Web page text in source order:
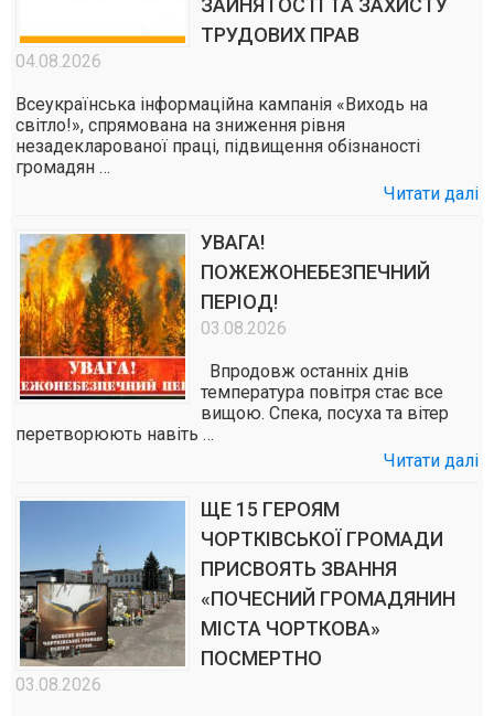
ЗАЙНЯТОСТІ ТА ЗАХИСТУ
ТРУДОВИХ ПРАВ
04.08.2026
Всеукраїнська інформаційна кампанія «Виходь на
світло!», спрямована на зниження рівня
незадекларованої праці, підвищення обізнаності
громадян …
Читати далі
УВАГА!
ПОЖЕЖОНЕБЕЗПЕЧНИЙ
ПЕРІОД!
03.08.2026
Впродовж останніх днів
температура повітря стає все
вищою. Спека, посуха та вітер
перетворюють навіть …
Читати далі
ЩЕ 15 ГЕРОЯМ
ЧОРТКІВСЬКОЇ ГРОМАДИ
ПРИСВОЯТЬ ЗВАННЯ
«ПОЧЕСНИЙ ГРОМАДЯНИН
МІСТА ЧОРТКОВА»
ПОСМЕРТНО
03.08.2026